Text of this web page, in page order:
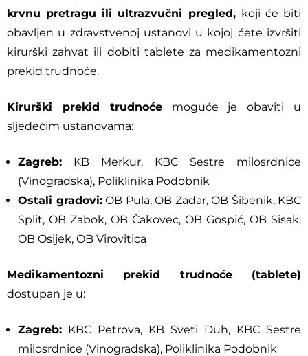
krvnu pretragu ili ultrazvučni pregled, koji će biti
obavljen u zdravstvenoj ustanovi u kojoj ćete izvršiti
kirurški zahvat ili dobiti tablete za medikamentozni
prekid trudnoće.
Kirurški prekid trudnoćemoguće je obaviti u
sljedećim ustanovama:
Zagreb: KB Merkur, KBC Sestre milosrdnice
(Vinogradska), Poliklinika Podobnik
Ostali gradovi:OB Pula, OB Zadar, OB Šibenik, KBC
Split, OB Zabok, OB Čakovec, OB Gospić, OB Sisak,
OB Osijek, OB Virovitica
Medikamentozni prekid trudnoće (tablete)
dostupan je u:
Zagreb: KBC Petrova, KB Sveti Duh, KBC Sestre
milosrdnice (Vinogradska), Poliklinika Podobnik